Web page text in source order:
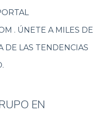
. ÚNETE A MILES DE
DE LAS TENDENCIAS
EN